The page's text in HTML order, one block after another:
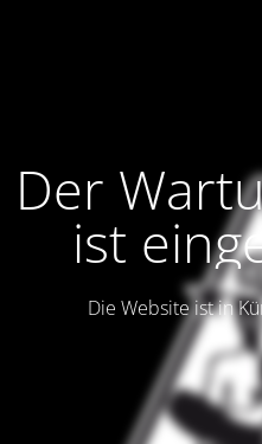
Der
ist
Die Website ist in